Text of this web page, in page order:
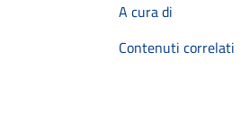
A cura di
Contenuti correlati